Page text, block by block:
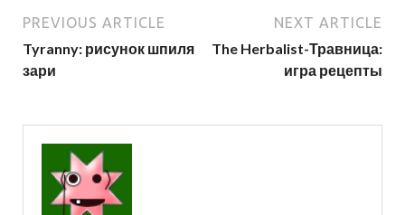
PREVIOUS ARTICLE
Tyranny: рисунок шпиля
зари
NEXT ARTICLE
The Herbalist-Травница:
игра рецепты